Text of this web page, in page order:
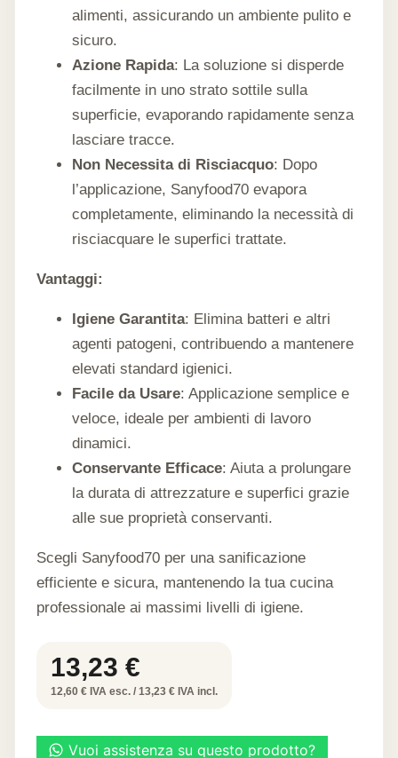
alimenti, assicurando un ambiente pulito e
sicuro.
Azione Rapida: La soluzione si disperde
facilmente in uno strato sottile sulla
superficie, evaporando rapidamente senza
lasciare tracce.
Non Necessita di Risciacquo: Dopo
l’applicazione, Sanyfood70 evapora
completamente, eliminando la necessità di
risciacquare le superfici trattate.
Vantaggi:
Igiene Garantita: Elimina batteri e altri
agenti patogeni, contribuendo a mantenere
elevati standard igienici.
Facile da Usare: Applicazione semplice e
veloce, ideale per ambienti di lavoro
dinamici.
Conservante Efficace: Aiuta a prolungare
la durata di attrezzature e superfici grazie
alle sue proprietà conservanti.
Scegli Sanyfood70 per una sanificazione
efficiente e sicura, mantenendo la tua cucina
professionale ai massimi livelli di igiene.
13,23 €
12,60 € IVA esc. / 13,23 € IVA incl.